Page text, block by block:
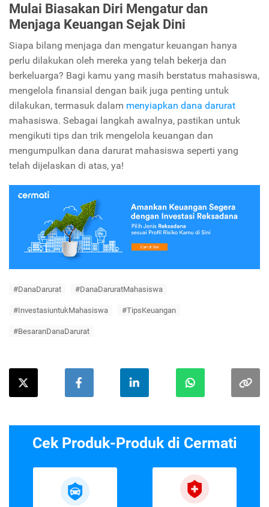
Mulai Biasakan Diri Mengatur dan
Menjaga Keuangan Sejak Dini
Siapa bilang menjaga dan mengatur keuangan hanya
perlu dilakukan oleh mereka yang telah bekerja dan
berkeluarga? Bagi kamu yang masih berstatus mahasiswa,
mengelola finansial dengan baik juga penting untuk
dilakukan, termasuk dalam menyiapkan dana darurat
mahasiswa. Sebagai langkah awalnya, pastikan untuk
mengikuti tips dan trik mengelola keuangan dan
mengumpulkan dana darurat mahasiswa seperti yang
telah dijelaskan di atas, ya!
#DanaDarurat #DanaDaruratMahasiswa
#InvestasiuntukMahasiswa #TipsKeuangan
#BesaranDanaDarurat
Cek Produk-Produk di Cermati